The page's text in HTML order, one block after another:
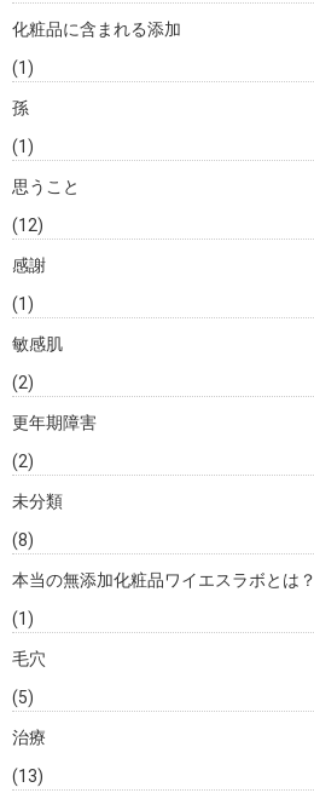
化粧品に含まれる添加
(1)
孫
(1)
思うこと
(12)
感謝
(1)
敏感肌
(2)
更年期障害
(2)
未分類
(8)
本当の無添加化粧品ワイエスラボとは？
(1)
毛穴
(5)
治療
(13)